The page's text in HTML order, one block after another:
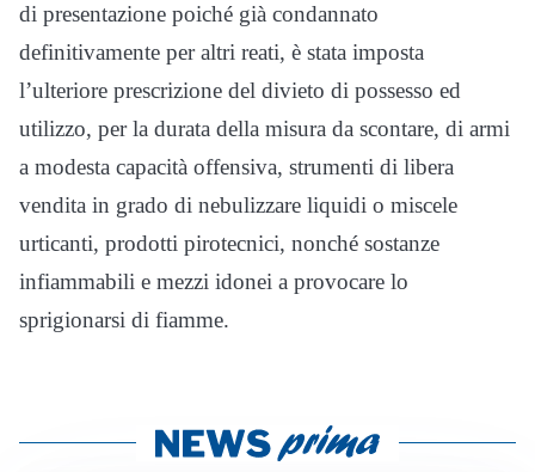
di presentazione poiché già condannato
definitivamente per altri reati, è stata imposta
l’ulteriore prescrizione del divieto di possesso ed
utilizzo, per la durata della misura da scontare, di armi
a modesta capacità offensiva, strumenti di libera
vendita in grado di nebulizzare liquidi o miscele
urticanti, prodotti pirotecnici, nonché sostanze
infiammabili e mezzi idonei a provocare lo
sprigionarsi di fiamme.